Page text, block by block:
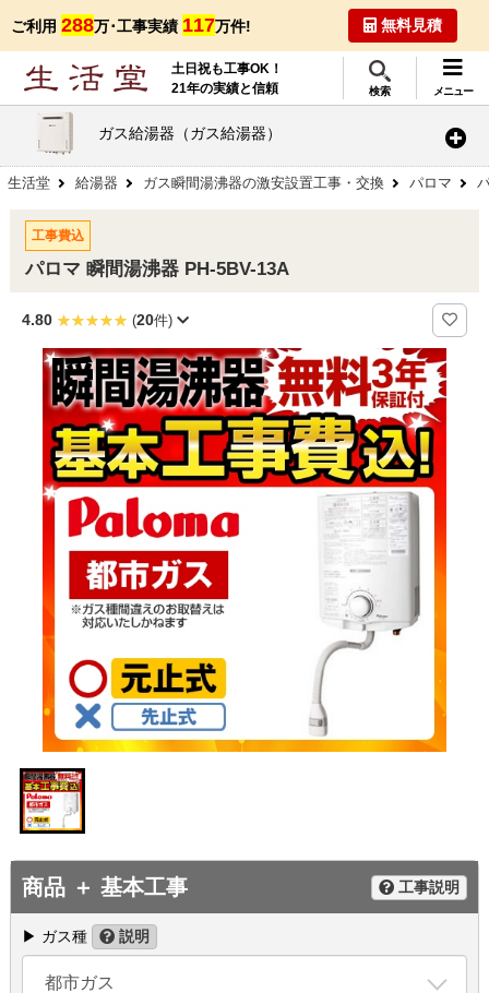
ご利用 288万･工事実績 117万件! 無料見積
土日祝も工事OK！
21年の実績と信頼
検索 メニュー
ガス給湯器（ガス給湯器）
生活堂 給湯器 ガス瞬間湯沸器の激安設置工事・交換 パロマ
工事費込
パロマ 瞬間湯沸器 PH-5BV-13A
4.80 (20件)
商品 ＋ 基本工事 工事説明
▶ ガス種 説明
都市ガス